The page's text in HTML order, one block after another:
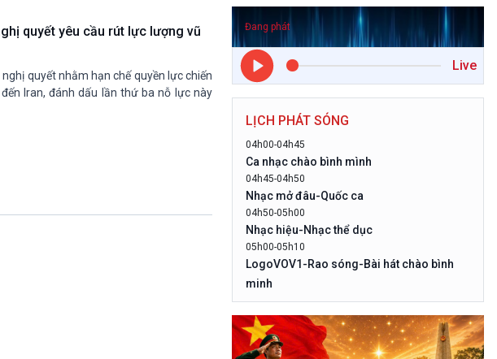
quốc tế
kiện quốc tế
- Một dải vững
Trước giờ mở cửa
Dòng chảy Kinh tế
Sức sống hàng Việt
Khởi nghiệp
Tuyên chiến với gian lận
đảo
Mùa vàng
Biển đảo Việt Nam
Tâm tình biên giới và hải
đảo
Tìm hiểu biển, đảo Việt
Nam
Góc nhìn VOV1
10 phút Sự kiện - Luận bàn
Câu chuyện thời sự
Dòng chảy sự kiện
Đối thoại
Chuyện đêm
quyết yêu cầu rút lực lượng vũ
quyết nhằm hạn chế quyền lực chiến
Iran, đánh dấu lần thứ ba nỗ lực này
Đang phát
Live
LỊCH PHÁT SÓNG
04h00-04h45
Ca nhạc chào bình mình
04h45-04h50
Nhạc mở đâu-Quốc ca
04h50-05h00
Nhạc hiệu-Nhạc thể dục
05h00-05h10
LogoVOV1-Rao sóng-Bài hát chào bình
minh
05h10-05h20
Bản tin đầu ngày-Thời tiết
05h20-05h50
Mùa vàng